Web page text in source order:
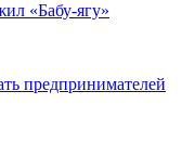
«Бабу-ягу»
предпринимателей